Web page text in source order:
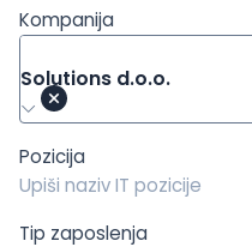
Kompanija
Solutions d.o.o.
Pozicija
Tip zaposlenja